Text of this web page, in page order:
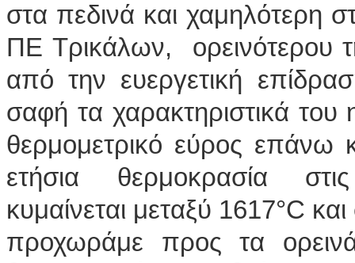
στα πεδινά και χαμηλότερη
ΠΕ Τρικάλων, ορεινότερου
από την ευεργετική
σαφή τα χαρακτηριστικά του
θερμομετρικό εύρος
ετήσια θερμοκρασία
κυμαίνεται μεταξύ 16­17°C
προχωράμε προς τα